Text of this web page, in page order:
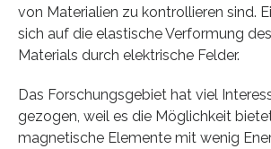
von Materialien zu kontrollieren sind.
sich auf die elastische Verformung
Materials durch elektrische Felder.
Das Forschungsgebiet hat viel
gezogen, weil es die Möglichkeit
magnetische Elemente mit wenig